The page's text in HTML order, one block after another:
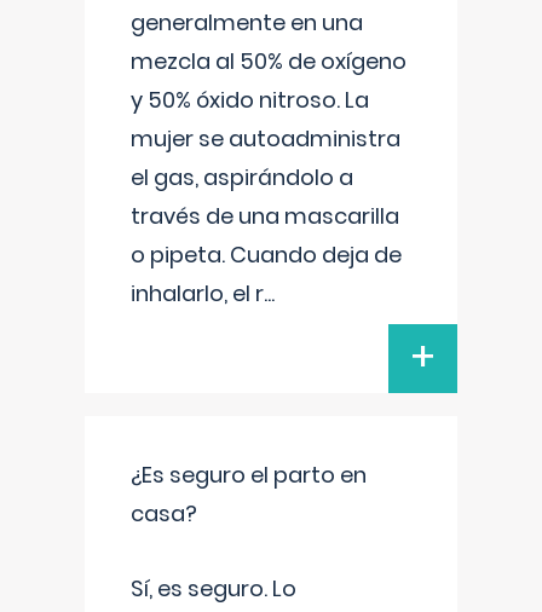
generalmente en una
mezcla al 50% de oxígeno
y 50% óxido nitroso. La
mujer se autoadministra
el gas, aspirándolo a
través de una mascarilla
o pipeta. Cuando deja de
inhalarlo, el r...
+
¿Es seguro el parto en
casa?
Sí, es seguro. Lo